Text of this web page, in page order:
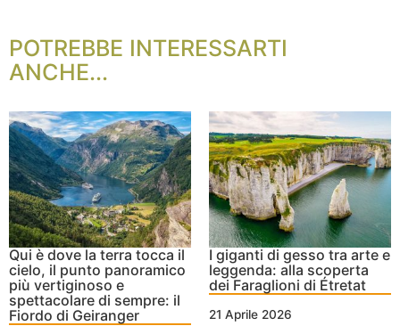
POTREBBE INTERESSARTI
ANCHE...
Qui è dove la terra tocca il
cielo, il punto panoramico
più vertiginoso e
spettacolare di sempre: il
Fiordo di Geiranger
I giganti di gesso tra arte e
leggenda: alla scoperta
dei Faraglioni di Étretat
21 Aprile 2026